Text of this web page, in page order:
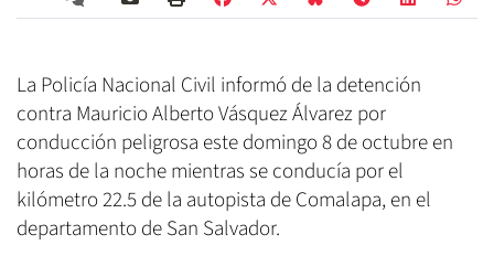
La Policía Nacional Civil informó de la detención
contra Mauricio Alberto Vásquez Álvarez por
conducción peligrosa este domingo 8 de octubre en
horas de la noche mientras se conducía por el
kilómetro 22.5 de la autopista de Comalapa, en el
departamento de San Salvador.